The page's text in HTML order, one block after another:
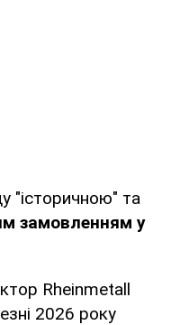
"історичною" та
замовленням у
Rheinmetall
2026 року